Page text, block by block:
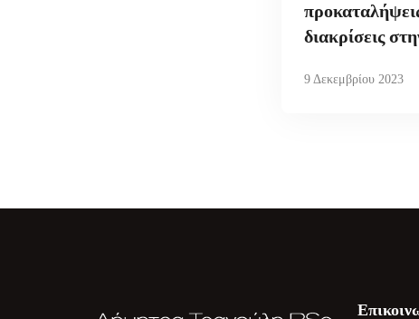
διακρίσεις
9 Δεκεμβρίου 2023